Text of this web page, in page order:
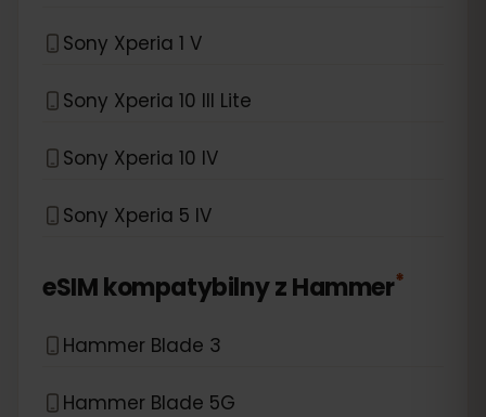
Sony Xperia 1 V
Sony Xperia 10 III Lite
Sony Xperia 10 IV
Sony Xperia 5 IV
eSIM kompatybilny zHammer*
Hammer Blade 3
Hammer Blade 5G